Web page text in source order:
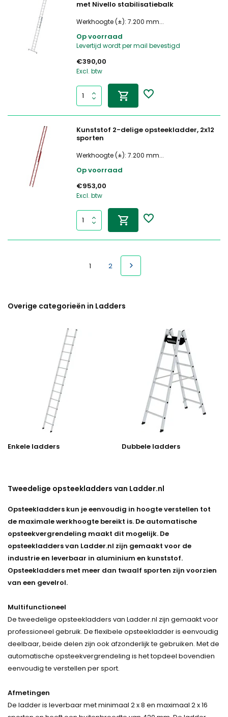
met Nivello stabilisatiebalk
Werkhoogte (±): 7.200 mm...
Op voorraad
Levertijd wordt per mail bevestigd
€390,00
Excl. btw
Kunststof 2-delige opsteekladder, 2x12
sporten
Werkhoogte (±): 7.200 mm...
Op voorraad
€953,00
Excl. btw
1 2
Overige categorieën in Ladders
Enkele ladders Dubbele ladders
Tweedelige opsteekladders van Ladder.nl
Opsteekladders kun je eenvoudig in hoogte verstellen tot
de maximale werkhoogte bereikt is. De automatische
opsteekvergrendeling maakt dit mogelijk. De
opsteekladders van Ladder.nl zijn gemaakt voor de
industrie en leverbaar in aluminium en kunststof.
Opsteekladders met meer dan twaalf sporten zijn voorzien
van een gevelrol.
Multifunctioneel
De tweedelige opsteekladders van Ladder.nl zijn gemaakt voor
professioneel gebruik. De flexibele opsteekladder is eenvoudig
deelbaar, beide delen zijn ook afzonderlijk te gebruiken. Met de
automatische opsteekvergrendeling is het topdeel bovendien
eenvoudig te verstellen per sport.
Afmetingen
De ladder is leverbaar met minimaal 2 x 8 en maximaal 2 x 16